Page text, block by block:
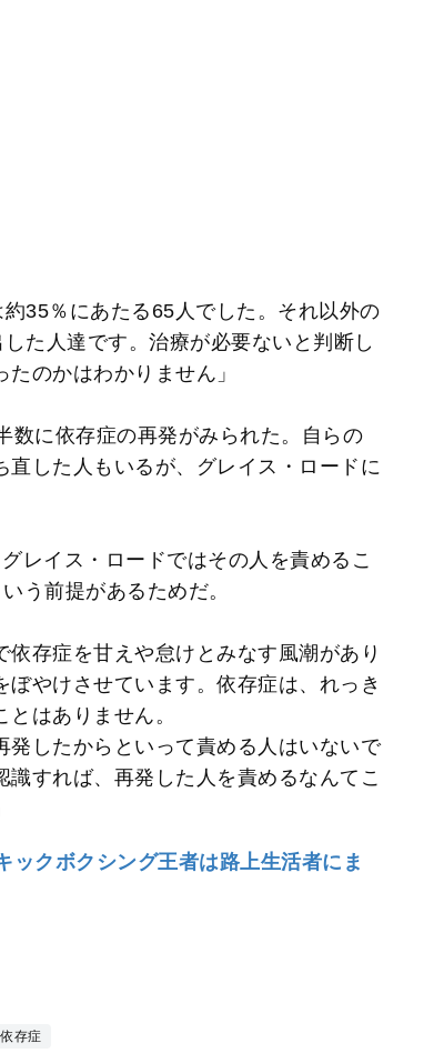
35％にあたる65人でした。それ以外の
た人達です。治療が必要ないと判断し
のかはわかりません」
数に依存症の再発がみられた。自らの
した人もいるが、グレイス・ロードに
レイス・ロードではその人を責めるこ
う前提があるためだ。
依存症を甘えや怠けとみなす風潮があり
やけさせています。依存症は、れっき
はありません。
したからといって責める人はいないで
すれば、再発した人を責めるなんてこ
クボクシング王者は路上生活者にま
存症